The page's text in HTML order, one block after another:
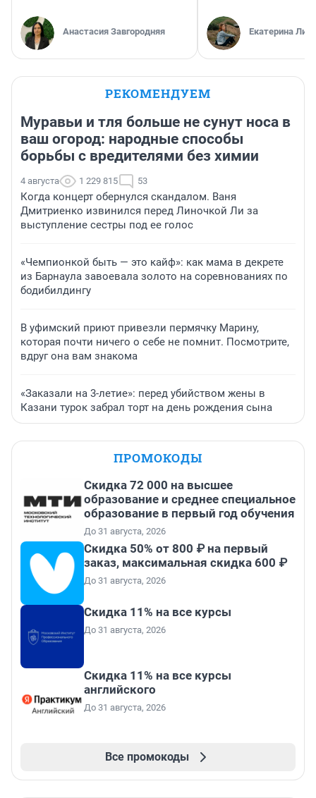
Анастасия Завгородняя Екатерина
РЕКОМЕНДУЕМ
Муравьи и тля больше не сунут носа в
ваш огород: народные способы
борьбы с вредителями без химии
4 августа 1 229 815 53
Когда концерт обернулся скандалом. Ваня
Дмитриенко извинился перед Линочкой Ли за
выступление сестры под ее голос
«Чемпионкой быть — это кайф»: как мама в декрете
из Барнаула завоевала золото на соревнованиях по
бодибилдингу
В уфимский приют привезли пермячку Марину,
которая почти ничего о себе не помнит. Посмотрите,
вдруг она вам знакома
«Заказали на 3-летие»: перед убийством жены в
Казани турок забрал торт на день рождения сына
ПРОМОКОДЫ
Скидка 72 000 на высшее
образование и среднее специальное
образование в первый год обучения
До 31 августа, 2026
Скидка 50% от 800 ₽ на первый
заказ, максимальная скидка 600 ₽
До 31 августа, 2026
Скидка 11% на все курсы
До 31 августа, 2026
Скидка 11% на все курсы
английского
До 31 августа, 2026
Все промокоды